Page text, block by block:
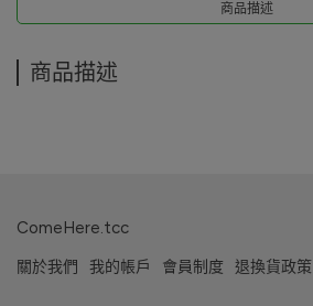
商品描述
商品描述
ComeHere.tcc
關於我們 我的帳戶 會員制度 退換貨政策